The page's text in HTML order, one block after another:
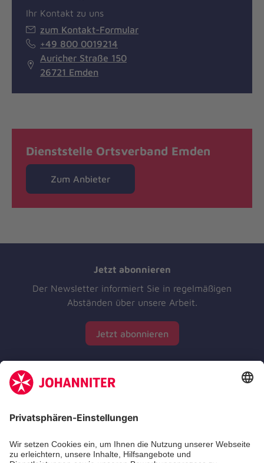
Ihr Kontakt zu uns
zum Kontakt-Formular
+49 800 0019214
Auricher Straße 150
26721 Emden
Dienststelle Ortsverband Emden
Zum Anbieter
Jetzt abonnieren
Der Newsletter informiert Sie in regelmäßigen
Abständen über unsere Arbeit.
Jetzt abonnieren
Zertifizierung der Johanniter-Unfall-Hilfe e.V.